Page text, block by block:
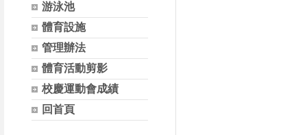
游泳池
體育設施
管理辦法
體育活動剪影
校慶運動會成績
回首頁